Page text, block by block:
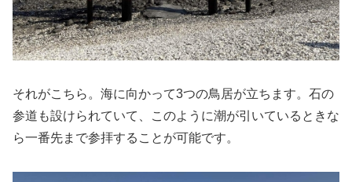
それがこちら。海に向かって3つの鳥居が立ちます。石の
参道も設けられていて、このように潮が引いているときな
ら一番先まで参拝することが可能です。